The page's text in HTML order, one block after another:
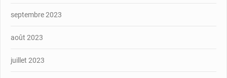
septembre 2023
août 2023
juillet 2023